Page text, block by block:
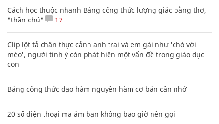
Cách học thuộc nhanh Bảng công thức lượng giác bằng thơ,
"thần chú"
17
Clip lột tả chân thực cảnh anh trai và em gái như 'chó với
mèo', người tinh ý còn phát hiện một vấn đề trong giáo dục
con
Bảng công thức đạo hàm nguyên hàm cơ bản cần nhớ
20 số điện thoại ma ám bạn không bao giờ nên gọi